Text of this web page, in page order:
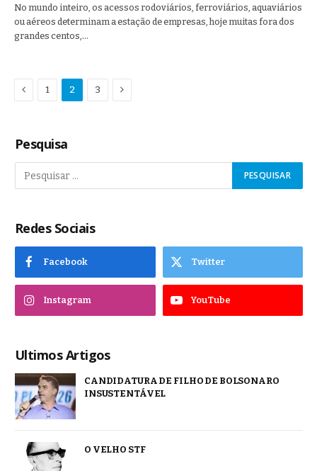
No mundo inteiro, os acessos rodoviários, ferroviários, aquaviários
ou aéreos determinam a estação de empresas, hoje muitas fora dos
grandes centos,…
Anterior
1 2 3 Proximo
Pesquisa
Redes Sociais
Facebook Twitter
Instagram YouTube
Ultimos Artigos
CANDIDATURA DE FILHO DE BOLSONARO
INSUSTENTÁVEL
O VELHO STF